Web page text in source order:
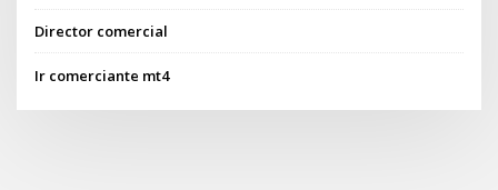
Director comercial
Ir comerciante mt4